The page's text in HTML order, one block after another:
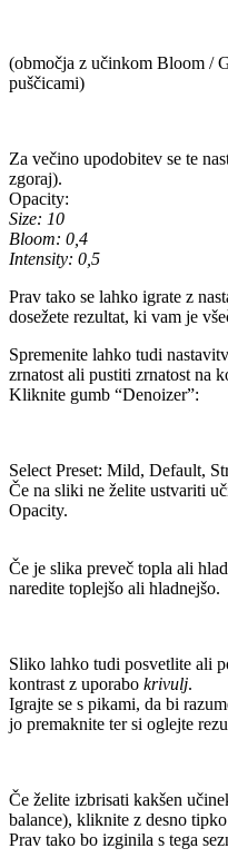
(območja z učinkom Bloom /
puščicami)
Za večino upodobitev se te
zgoraj).
Opacity:
Size: 10
Bloom: 0,4
Intensity: 0,5
Prav tako se lahko igrate z
dosežete rezultat, ki vam je
Spremenite lahko tudi
zrnatost ali pustiti zrnatost na
Kliknite gumb “Denoizer”:
Select Preset: Mild, Default,
Če na sliki ne želite ustvariti
Opacity.
Če je slika preveč topla ali
naredite toplejšo ali hladnejšo.
Sliko lahko tudi posvetlite ali
kontrast z uporabo krivulj.
Igrajte se s pikami, da bi
jo premaknite ter si oglejte
Če želite izbrisati kakšen
balance), kliknite z desno
Prav tako bo izginila s tega